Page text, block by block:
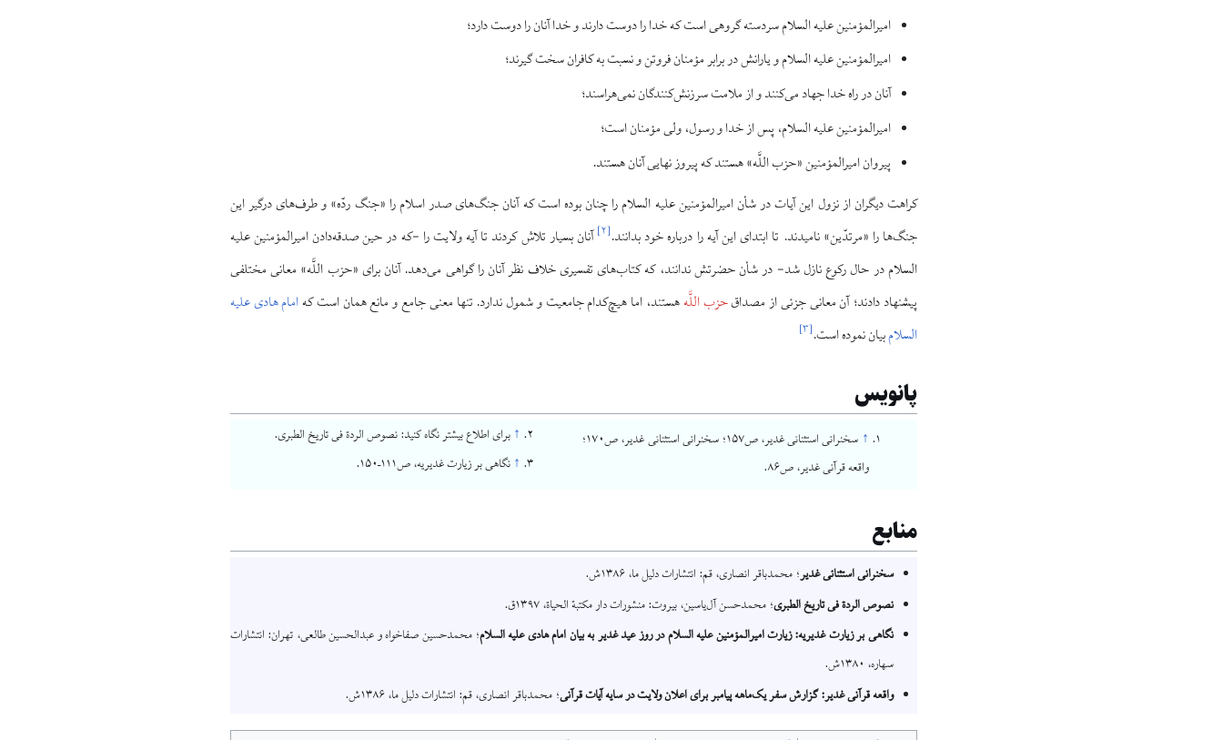
امیرالمؤمنین علیه السلام سردسته گروهی است که خدا را دوست دارند و خدا آنان را دوست دارد؛
امیرالمؤمنین علیه السلام و یارانش در برابر مؤمنان فروتن و نسبت به کافران سخت گیرند؛
آنان در راه خدا جهاد می‌کنند و از ملامت سرزنش‌کنندگان نمی‌هراسند؛
امیرالمؤمنین علیه السلام، پس از خدا و رسول، ولی مؤمنان است؛
پیروان امیرالمؤمنین «حزب اللَّه» هستند که پیروز نهایی آنان هستند.
کراهت دیگران از نزول این آیات در شأن امیرالمؤمنین علیه السلام را چنان بوده است که آنان جنگ‌های صدر اسلام را «جنگ ردّه» و طرف‌های درگیر این
جنگ‌ها را «مرتدّین» نامیدند. تا ابتدای این آیه را درباره خود بدانند.[۲]آنان بسیار تلاش کردند تا آیه ولایت را -که در حین صدقه‌دادن امیرالمؤمنین علیه
السلام در حال رکوع نازل شد- در شأن حضرتش ندانند، که کتاب‌های تفسیری خلاف نظر آنان را گواهی می‌دهد. آنان برای «حزب اللَّه» معانی مختلفی
پیشنهاد دادند؛ آن معانی جزئی از مصداقحزب اللَّههستند، اما هیچ‌کدام جامعیت و شمول ندارد. تنها معنی جامع و مانع همان است کهامام هادی علیه
السلامبیان نموده است.[۳]
پانویس
↑
سخنرانی استثنائی غدیر، ص۱۵۷؛ سخنرانی استثنائی غدیر، ص۱۷۰؛
واقعه قرآنی غدیر، ص۸۶.
↑ برای اطلاع بیشتر نگاه کنید: نصوص الردة فی تاریخ الطبری.
↑ نگاهی بر زیارت غدیریه، ص۱۱۱–۱۵۰.
منابع
سخنرانی استثنائی غدیر؛ محمدباقر انصاری، قم: انتشارات دلیل ما، ۱۳۸۶ش.
نصوص الردة فی تاریخ الطبری؛ محمدحسن آل‌یاسین، بیروت: منشورات دار مکتبة الحیاة، ۱۳۹۷ق.
نگاهی بر زیارت غدیریه: زیارت امیرالمؤمنین علیه السلام در روز عید غدیر به بیان امام هادی علیه السلام؛ محمدحسین صفاخواه و عبدالحسین طالعی، تهران: انتشارات
سهاره، ۱۳۸۰ش.
واقعه قرآنی غدیر: گزارش سفر یک‌ماهه پیامبر برای اعلان ولایت در سایه آیات قرآنی؛ محمدباقر انصاری، قم: انتشارات دلیل ما، ۱۳۸۶ش.